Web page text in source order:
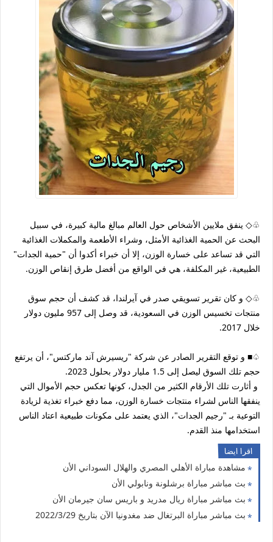
♧◇ ينفق ملايين الأشخاص حول العالم مبالغ مالية كبيرة، في سبيل
البحث عن الحمية الغذائية الأمثل، وشراء الأطعمة والمكملات الغذائية
التي قد تساعد على خسارة الوزن، إلا أن خبراء أكدوا أن "حمية الجدات"
الطبيعية، غير المكلفة، هي في الواقع من أفضل طرق إنقاص الوزن.
♧◇ و كان تقرير تسويقي صدر في آيرلندا، قد كشف أن حجم سوق
منتجات تخسيس الوزن في السعودية، قد وصل إلى 957 مليون دولار
خلال 2017.
♤■ و توقع التقرير الصادر عن شركة "ريسيرش آند ماركتس"، أن يرتفع
حجم تلك السوق ليصل إلى 1.5 مليار دولار بحلول 2023.
و أثارت تلك الأرقام الكثير من الجدل، كونها تعكس حجم الأموال التي
ينفقها الناس لشراء منتجات خسارة الوزن، مما دفع خبراء تغذية لزيادة
التوعية بـ "رجيم الجدات"، الذي يعتمد على مكونات طبيعية اعتاد الناس
استخدامها منذ القدم.
اقرا ايضا
مشاهدة مباراة الأهلي المصري والهلال السوداني الأن
بث مباشر مباراة برشلونة ونابولي الأن
بث مباشر مباراة ريال مدريد و باريس سان جيرمان الأن
بث مباشر مباراة البرتغال ضد مغدونيا الآن بتاريخ 2022/3/29